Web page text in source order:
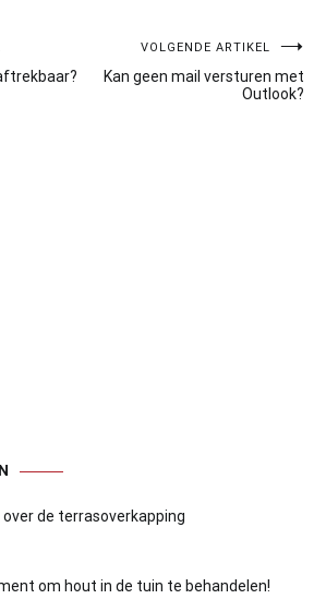
VOLGENDE ARTIKEL
Kan geen mail versturen met
Outlook?
de terrasoverkapping
om hout in de tuin te behandelen!